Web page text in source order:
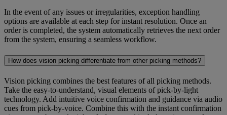
In the event of any issues or irregularities, exception handling
options are available at each step for instant resolution. Once an
order is completed, the system automatically retrieves the next order
from the system, ensuring a seamless workflow.
How does vision picking differentiate from other picking methods?
Vision picking combines the best features of all picking methods.
Take the easy-to-understand, visual elements of pick-by-light
technology. Add intuitive voice confirmation and guidance via audio
cues from pick-by-voice. Combine this with the instant confirmation